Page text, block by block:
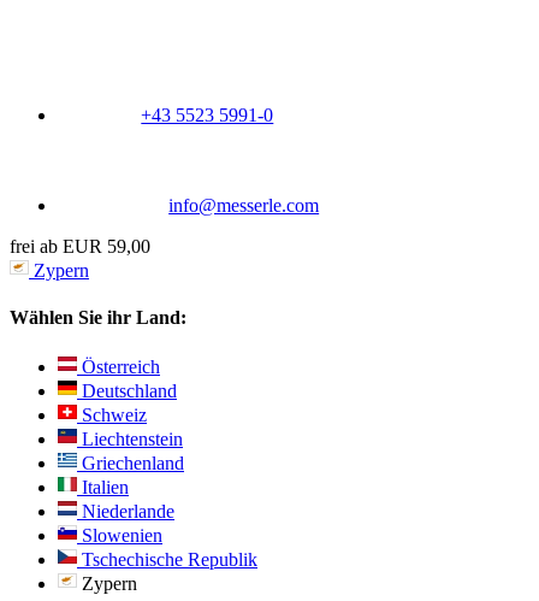
+43 5523 5991-0
info@messerle.com
frei ab EUR 59,00
Zypern
Wählen Sie ihr Land:
Österreich
Deutschland
Schweiz
Liechtenstein
Griechenland
Italien
Niederlande
Slowenien
Tschechische Republik
Zypern